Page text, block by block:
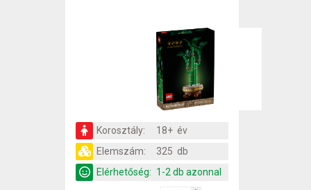
Korosztály:
18+ év
Elemszám:
325 db
Elérhetőség: 1-2 db azonnal